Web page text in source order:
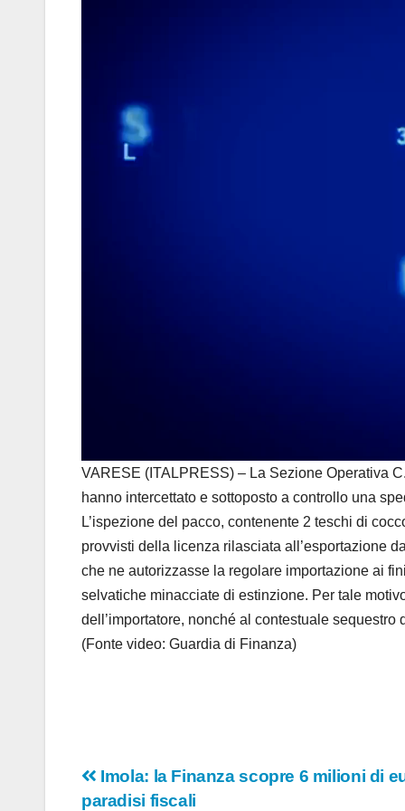
VARESE (ITALPRESS) – La Sezione Operativa
hanno intercettato e sottoposto a controllo una
L’ispezione del pacco, contenente 2 teschi di
provvisti della licenza rilasciata all’esportazione
che ne autorizzasse la regolare importazione ai
selvatiche minacciate di estinzione. Per tale
dell’importatore, nonché al contestuale
(Fonte video: Guardia di Finanza)
Navigazione
Imola: la Finanza scopre 6 milioni di
paradisi fiscali